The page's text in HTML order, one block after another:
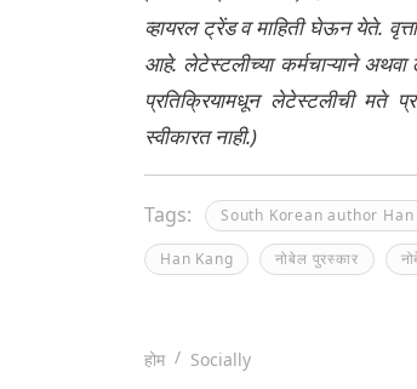
व्हायरल ट्रेंड व माहिती घेऊन येते.
आहे. लेटेस्टलीच्या कर्मचाऱ्याने
प्रतिक्रियामधून लेटेस्टलीची मते
स्वीकारत नाही.)
Tags: South Korean author Han
Han Kang नोबेल पुरस्कार
होम Socially